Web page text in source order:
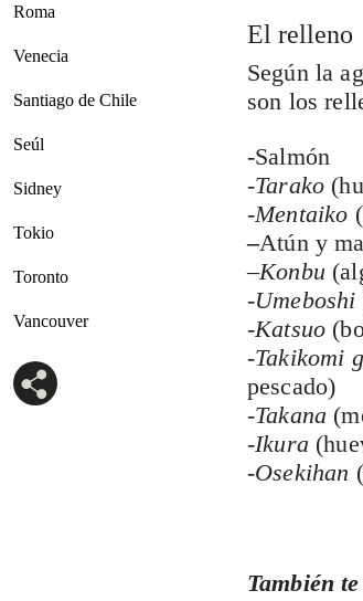
Roma
Venecia
Santiago de Chile
Seúl
Sidney
Tokio
Toronto
Vancouver
El relleno
Según la
son los
-Salmón
-Tarako
-Mentaiko
–Atún y
–Konbu
-Umeboshi
-Katsuo
-Takikomi
pescado)
-Takana
-Ikura
-Osekihan
También